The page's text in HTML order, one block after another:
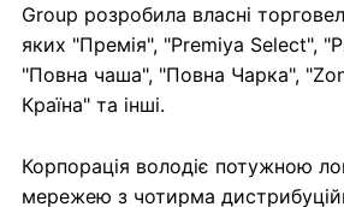
Group розробила власні
яких "Премія", "Premiya Select",
"Повна чаша", "Повна Чарка",
Країна" та інші.
Корпорація володіє потужною
мережею з чотирма